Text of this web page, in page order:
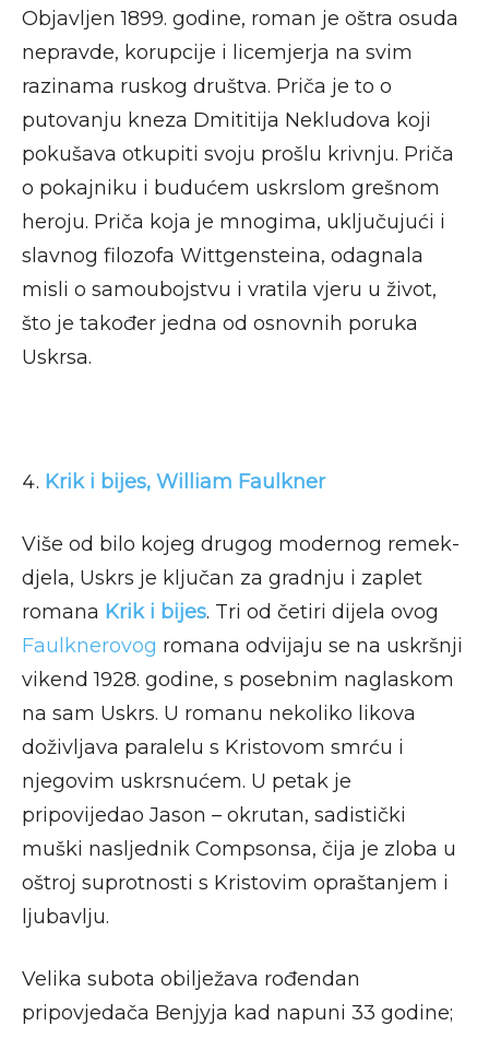
Objavljen 1899. godine, roman je oštra osuda
nepravde, korupcije i licemjerja na svim
razinama ruskog društva. Priča je to o
putovanju kneza Dmititija Nekludova koji
pokušava otkupiti svoju prošlu krivnju. Priča
o pokajniku i budućem uskrslom grešnom
heroju. Priča koja je mnogima, uključujući i
slavnog filozofa Wittgensteina, odagnala
misli o samoubojstvu i vratila vjeru u život,
što je također jedna od osnovnih poruka
Uskrsa.
Krik i bijes, William Faulkner
Više od bilo kojeg drugog modernog remek-
djela, Uskrs je ključan za gradnju i zaplet
romana Krik i bijes. Tri od četiri dijela ovog
Faulknerovog romana odvijaju se na uskršnji
vikend 1928. godine, s posebnim naglaskom
na sam Uskrs. U romanu nekoliko likova
doživljava paralelu s Kristovom smrću i
njegovim uskrsnućem. U petak je
pripovijedao Jason – okrutan, sadistički
muški nasljednik Compsonsa, čija je zloba u
oštroj suprotnosti s Kristovim opraštanjem i
ljubavlju.
Velika subota obilježava rođendan
pripovjedača Benjyja kad napuni 33 godine;